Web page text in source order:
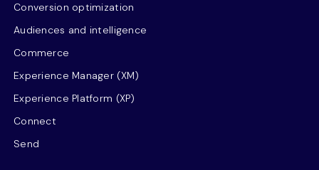
Conversion optimization
Audiences and intelligence
Commerce
Experience Manager (XM)
Experience Platform (XP)
Connect
Send